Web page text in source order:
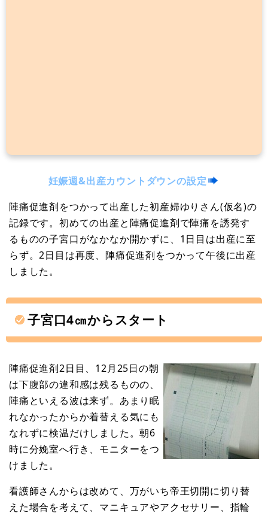
妊娠週&出産カウントダウンの設定
陣痛促進剤をつかって出産した初産婦ゆりさん(仮名)の
記録です。初めての出産と陣痛促進剤で陣痛を誘発す
るものの子宮口がなかなか開かずに、1日目は出産に至
らず。2日目は再度、陣痛促進剤をつかって午後に出産
しました。
子宮口4㎝からスタート
陣痛促進剤2日目、12月25日の朝
は下腹部の違和感は残るものの、
陣痛といえる波は来ず。あまり眠
れなかったからか着替える気にも
なれずに検温だけしました。朝6
時に分娩室へ行き、モニターをつ
けました。
看護師さんからは改めて、万がいち帝王切開に切り替
えた場合を考えて、マニキュアやアクセサリー、指輪